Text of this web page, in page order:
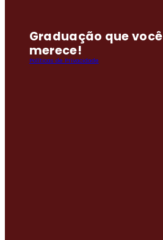
Graduação que você
merece!
Políticas de Privacidade